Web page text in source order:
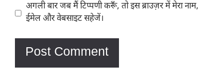
Website
अगली बार जब मैं टिप्पणी करूँ, तो इस ब्राउज़र में मेरा नाम,
ईमेल और वेबसाइट सहेजें।